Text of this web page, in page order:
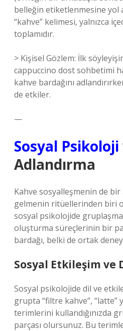
belleğin etiketlenmesine yol
“kahve” kelimesi, yalnızca
toplamıdır.
> Kişisel Gözlem: İlk
cappuccino dost sohbetimi
kahve bardağını
de etkiler.
—
Sosyal Psikoloji
Adlandırma
Kahve sosyalleşmenin de bir
gelmenin ritüellerinden biri
sosyal psikolojide
oluşturma süreçlerinin bir
bardağı, belki de ortak
Sosyal Etkileşim ve
Sosyal psikolojide dil ve
grupta “filtre kahve”, “latte”
terimlerini kullandığınızda
parçası olursunuz. Bu